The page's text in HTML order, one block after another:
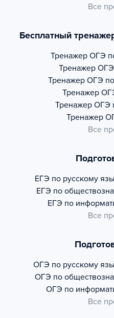
Все
Бесплатный
Тренажер ОГЭ
Тренажер ОГЭ
Тренажер ОГЭ
Тренажер
Тренажер ОГЭ
Тренажер
Все
ЕГЭ по русскому
ЕГЭ по
ЕГЭ по
Все
ОГЭ по русскому
ОГЭ по
ОГЭ по
Все